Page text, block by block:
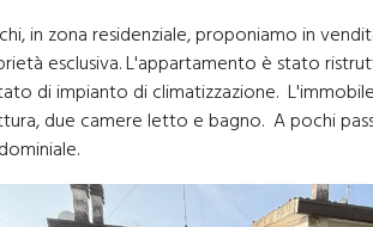
in zona residenziale, proponiamo in
esclusiva. L'appartamento è stato
di impianto di climatizzazione.
due camere letto e bagno. A pochi